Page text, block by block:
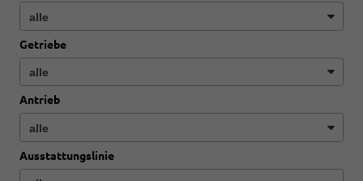
Getriebe
Antrieb
Ausstattungslinie